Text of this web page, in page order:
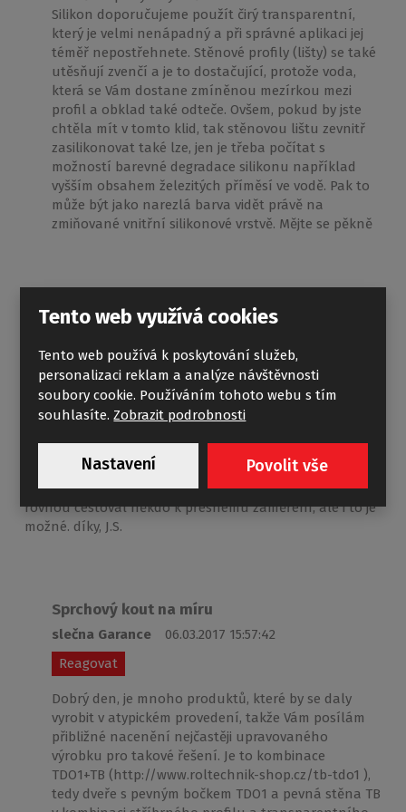
Silikon doporučujeme použít čirý transparentní,
který je velmi nenápadný a při správné aplikaci jej
téměř nepostřehnete. Stěnové profily (lišty) se také
utěsňují zvenčí a je to dostačující, protože voda,
která se Vám dostane zmíněnou mezírkou mezi
profil a obklad také odteče. Ovšem, pokud by jste
chtěla mít v tomto klid, tak stěnovou lištu zevnitř
zasilikonovat také lze, jen je třeba počítat s
možností barevné degradace silikonu například
vyšším obsahem železitých příměsí ve vodě. Pak to
může být jako narezlá barva vidět právě na
zmiňované vnitřní silikonové vrstvě. Mějte se pěkně
Sprchový kout na míru
Jan Stuchlík
05.03.2017 16:53:18
Reagovat
Dobrý den, měli bychom zájem o sprchový kout na míru.
Šlo by o 200mm fix + dveře a pravý bok (hloubka
Výška nějaká standardní kolem 2m. Pokud umíte poslat
orientační cenu, vyhovuje nám to lépe, než aby sem
rovnou cestoval někdo k přesnému zaměření, ale i to je
možné. díky, J.S.
Sprchový kout na míru
slečna Garance
06.03.2017 15:57:42
Reagovat
Dobrý den, je mnoho produktů, které by se daly
vyrobit v atypickém provedení, takže Vám posílám
přibližné nacenění nejčastěji upravovaného
výrobku pro takové řešení. Je to kombinace
TDO1+TB (http://www.roltechnik-shop.cz/tb-tdo1 ),
tedy dveře s pevným bočkem TDO1 a pevná stěna TB
Tento web využívá cookies
Tento web používá k poskytování služeb,
personalizaci reklam a analýze návštěvnosti
soubory cookie. Používáním tohoto webu s tím
souhlasíte.Zobrazit podrobnosti
Nastavení Povolit vše